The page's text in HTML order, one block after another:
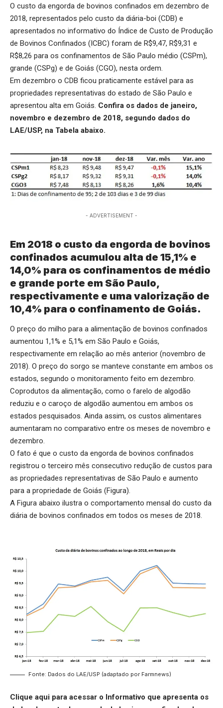
O custo da engorda de bovinos confinados em dezembro de
2018, representados pelo custo da diária-boi (CDB) e
apresentados no informativo do Índice de Custo de Produção
de Bovinos Confinados (ICBC) foram de R$9,47, R$9,31 e
R$8,26 para os confinamentos de São Paulo médio (CSPm),
grande (CSPg) e de Goiás (CGO), nesta ordem.
Em dezembro o CDB ficou praticamente estável para as
propriedades representativas do estado de São Paulo e
apresentou alta em Goiás. Confira os dados de janeiro,
novembro e dezembro de 2018, segundo dados do
LAE/USP, na Tabela abaixo.
- ADVERTISEMENT -
Em 2018 o custo da engorda de bovinos
confinados acumulou alta de 15,1% e
14,0% para os confinamentos de médio
e grande porte em São Paulo,
respectivamente e uma valorização de
10,4% para o confinamento de Goiás.
O preço do milho para a alimentação de bovinos confinados
aumentou 1,1% e 5,1% em São Paulo e Goiás,
respectivamente em relação ao mês anterior (novembro de
2018). O preço do sorgo se manteve constante em ambos os
estados, segundo o monitoramento feito em dezembro.
Coprodutos da alimentação, como o farelo de algodão
reduziu e o caroço de algodão aumentou em ambos os
estados pesquisados. Ainda assim, os custos alimentares
aumentaram no comparativo entre os meses de novembro e
dezembro.
O fato é que o custo da engorda de bovinos confinados
registrou o terceiro mês consecutivo redução de custos para
as propriedades representativas de São Paulo e aumento
para a propriedade de Goiás (Figura).
A Figura abaixo ilustra o comportamento mensal do custo da
diária de bovinos confinados em todos os meses de 2018.
Fonte: Dados do LAE/USP (adaptado por Farmnews)
Clique aqui para acessar o Informativo que apresenta os